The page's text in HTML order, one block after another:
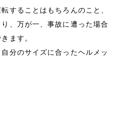
することはもちろんのこと、
、万が一、事故に遭った場合
ます。
分のサイズに合ったヘルメッ